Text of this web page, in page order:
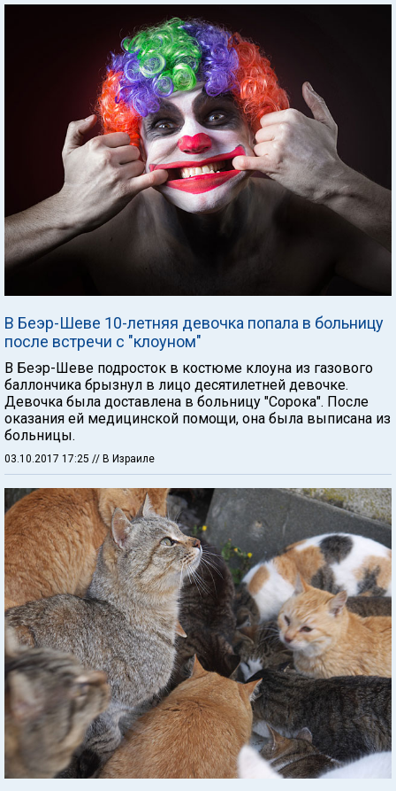
В Беэр-Шеве 10-летняя девочка попала в больницу
после встречи с "клоуном"
В Беэр-Шеве подросток в костюме клоуна из газового
баллончика брызнул в лицо десятилетней девочке.
Девочка была доставлена в больницу "Сорока". После
оказания ей медицинской помощи, она была выписана из
больницы.
03.10.2017 17:25 // В Израиле